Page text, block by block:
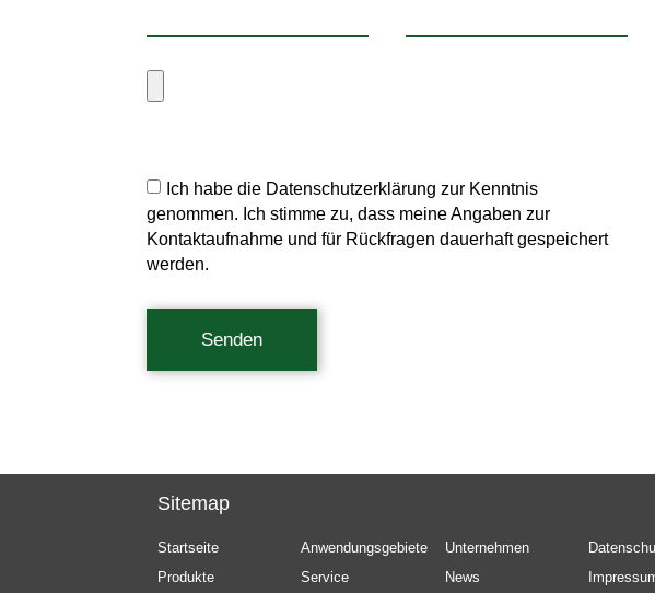
Ich habe die Datenschutzerklärung zur Kenntnis
genommen. Ich stimme zu, dass meine Angaben zur
Kontaktaufnahme und für Rückfragen dauerhaft gespeichert
werden.
Senden
Sitemap
Startseite
Produkte
Anwendungsgebiete
Service
Unternehmen
News